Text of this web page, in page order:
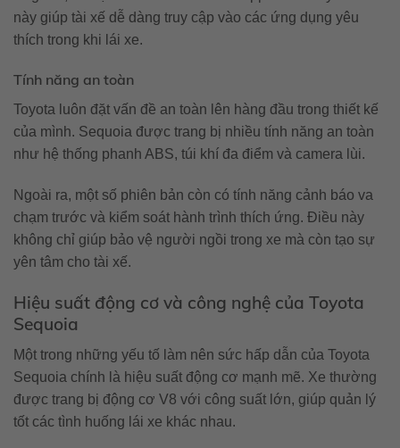
này giúp tài xế dễ dàng truy cập vào các ứng dụng yêu
thích trong khi lái xe.
Tính năng an toàn
Toyota luôn đặt vấn đề an toàn lên hàng đầu trong thiết kế
của mình. Sequoia được trang bị nhiều tính năng an toàn
như hệ thống phanh ABS, túi khí đa điểm và camera lùi.
Ngoài ra, một số phiên bản còn có tính năng cảnh báo va
chạm trước và kiểm soát hành trình thích ứng. Điều này
không chỉ giúp bảo vệ người ngồi trong xe mà còn tạo sự
yên tâm cho tài xế.
Hiệu suất động cơ và công nghệ của Toyota
Sequoia
Một trong những yếu tố làm nên sức hấp dẫn của Toyota
Sequoia chính là hiệu suất động cơ mạnh mẽ. Xe thường
được trang bị động cơ V8 với công suất lớn, giúp quản lý
tốt các tình huống lái xe khác nhau.